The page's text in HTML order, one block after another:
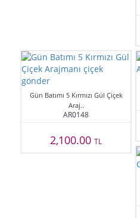
Gün Batımı 5 Kırmızı Gül Çiçek
Araj..
AR0148
2,100.00TL